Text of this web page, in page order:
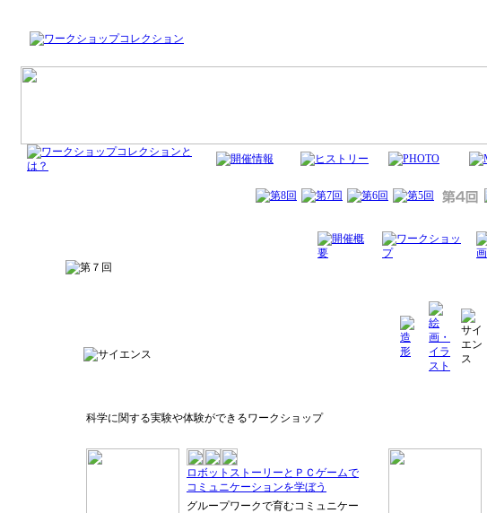
科学に関する実験や体験ができるワークショップ
ロボットストーリーとＰＣゲームで
コミュニケーションを学ぼう
グループワークで育むコミュニケー